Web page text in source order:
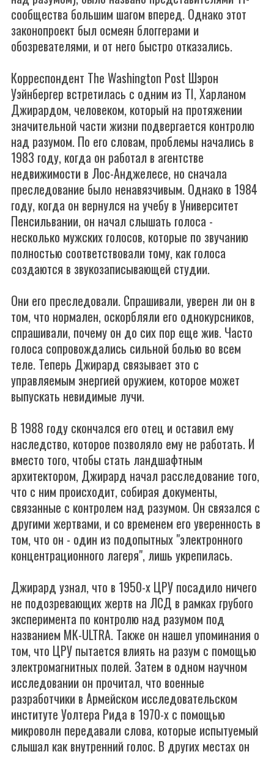
сообщества большим шагом вперед. Однако этот
законопроект был осмеян блоггерами и
обозревателями, и от него быстро отказались.
Корреспондент The Washington Post Шэрон
Уэйнбергер встретилась с одним из TI, Харланом
Джирардом, человеком, который на протяжении
значительной части жизни подвергается контролю
над разумом. По его словам, проблемы начались в
1983 году, когда он работал в агентстве
недвижимости в Лос-Анджелесе, но сначала
преследование было ненавязчивым. Однако в 1984
году, когда он вернулся на учебу в Университет
Пенсильвании, он начал слышать голоса -
несколько мужских голосов, которые по звучанию
полностью соответствовали тому, как голоса
создаются в звукозаписывающей студии.
Они его преследовали. Спрашивали, уверен ли он в
том, что нормален, оскорбляли его однокурсников,
спрашивали, почему он до сих пор еще жив. Часто
голоса сопровождались сильной болью во всем
теле. Теперь Джирард связывает это с
управляемым энергией оружием, которое может
выпускать невидимые лучи.
В 1988 году скончался его отец и оставил ему
наследство, которое позволяло ему не работать. И
вместо того, чтобы стать ландшафтным
архитектором, Джирард начал расследование того,
что с ним происходит, собирая документы,
связанные с контролем над разумом. Он связался с
другими жертвами, и со временем его уверенность в
том, что он - один из подопытных "электронного
концентрационного лагеря", лишь укрепилась.
Джирард узнал, что в 1950-х ЦРУ посадило ничего
не подозревающих жертв на ЛСД в рамках грубого
эксперимента по контролю над разумом под
названием MK-ULTRA. Также он нашел упоминания о
том, что ЦРУ пытается влиять на разум с помощью
электромагнитных полей. Затем в одном научном
исследовании он прочитал, что военные
разработчики в Армейском исследовательском
институте Уолтера Рида в 1970-х с помощью
микроволн передавали слова, которые испытуемый
слышал как внутренний голос. В других местах он